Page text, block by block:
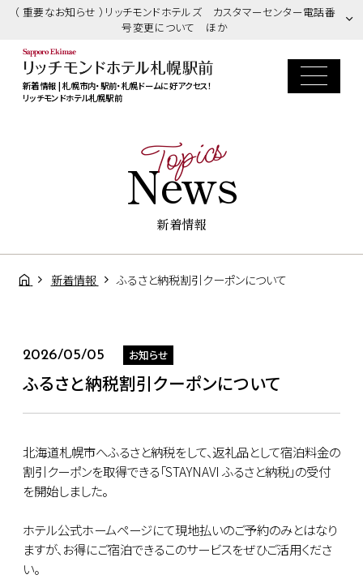
（ 重要なお知らせ ）リッチモンドホテルズ カスタマーセンター電話番
号変更について ほか
新着情報 | 札幌市内・駅前・札幌ドームに好アクセス！
リッチモンドホテル札幌駅前
News
Topics
新着情報
新着情報 ふるさと納税割引クーポンについて
2026/05/05 お知らせ
ふるさと納税割引クーポンについて
北海道札幌市へふるさと納税をして、返礼品として宿泊料金の
割引クーポンを取得できる「STAYNAVI ふるさと納税」の受付
を開始しました。
ホテル公式ホームページにて現地払いのご予約のみとはなり
ますが、お得にご宿泊できるこのサービスをぜひご活用くださ
い。